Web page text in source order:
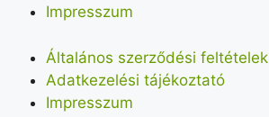
Impresszum
Általános szerződési feltételek
Adatkezelési tájékoztató
Impresszum